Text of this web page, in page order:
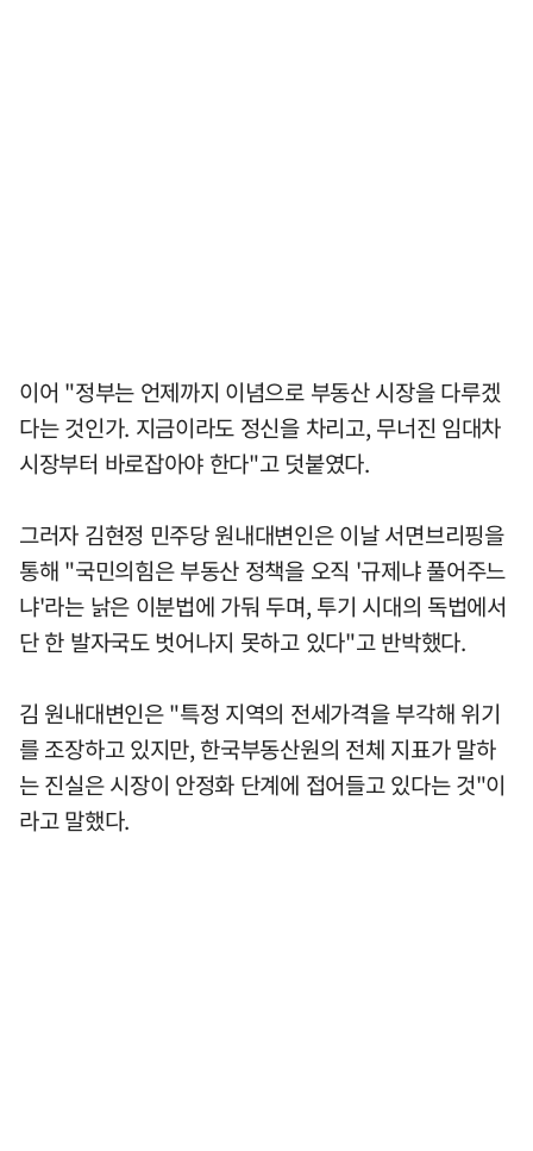
이어 "정부는 언제까지 이념으로 부동산 시장을 다루겠
다는 것인가. 지금이라도 정신을 차리고, 무너진 임대차
시장부터 바로잡아야 한다"고 덧붙였다.
그러자 김현정 민주당 원내대변인은 이날 서면브리핑을
통해 "국민의힘은 부동산 정책을 오직 '규제냐 풀어주느
냐'라는 낡은 이분법에 가둬 두며, 투기 시대의 독법에서
단 한 발자국도 벗어나지 못하고 있다"고 반박했다.
김 원내대변인은 "특정 지역의 전세가격을 부각해 위기
를 조장하고 있지만, 한국부동산원의 전체 지표가 말하
는 진실은 시장이 안정화 단계에 접어들고 있다는 것"이
라고 말했다.